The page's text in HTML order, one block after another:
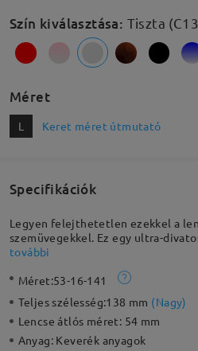
Szín kiválasztása: Tiszta
Méret
L Keret méret útmutató
Specifikációk
Legyen felejthetetlen ezekkel a
szemüvegekkel. Ez egy ultra-
aki különleges kereteket keres.
további
Méret:53-16-141
Teljes szélesség:138 mm (Nagy)
Lencse átlós méret: 54 mm
Anyag: Keverék anyagok